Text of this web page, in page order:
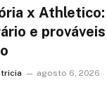
x
e
agosto 6, 2026